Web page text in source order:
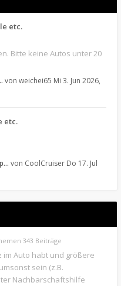
etc.
Bitte keine Autos unter 20
von weichei65 Mi 3. Jun 2026,
etc.
von CoolCruiser Do 17. Jul
343 Beiträge
im Auto habt und größere
sein (z.B.
Nachbarschaftshilfe